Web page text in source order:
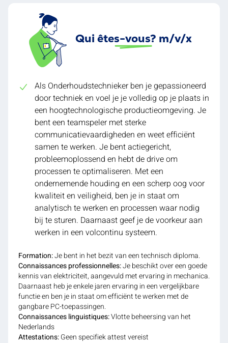
Qui êtes-vous? m/v/x
Als Onderhoudstechnieker ben je gepassioneerd
door techniek en voel je je volledig op je plaats in
een hoogtechnologische productieomgeving. Je
bent een teamspeler met sterke
communicatievaardigheden en weet efficiënt
samen te werken. Je bent actiegericht,
probleemoplossend en hebt de drive om
processen te optimaliseren. Met een
ondernemende houding en een scherp oog voor
kwaliteit en veiligheid, ben je in staat om
analytisch te werken en processen waar nodig
bij te sturen. Daarnaast geef je de voorkeur aan
werken in een volcontinu systeem.
Formation:Je bent in het bezit van een technisch diploma.
Connaissances professionnelles:Je beschikt over een goede
kennis van elektriciteit, aangevuld met ervaring in mechanica.
Daarnaast heb je enkele jaren ervaring in een vergelijkbare
functie en ben je in staat om efficiënt te werken met de
gangbare PC-toepassingen.
Connaissances linguistiques:Vlotte beheersing van het
Nederlands
Attestations:Geen specifiek attest vereist